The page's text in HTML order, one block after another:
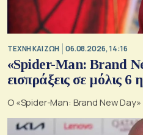
TΕΧΝΗ ΚΑΙ ΖΩΗ 06.08.2026, 14:16
«Spider-Man: Brand
εισπράξεις σε μόλις 6
Ο «Spider-Man: Brand New